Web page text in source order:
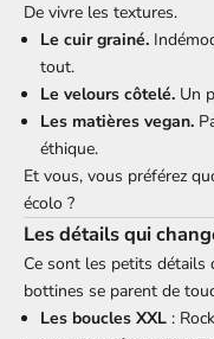
De vivre les textures.
Le cuir grainé.
tout.
Le velours côtelé. Un
Les matières vegan.
éthique.
Et vous, vous préférez
écolo ?
Les détails qui
Ce sont les petits détails
bottines se parent de
Les boucles XXL :